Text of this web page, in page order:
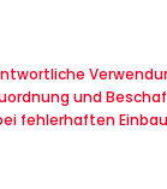
und
fehlerhaften